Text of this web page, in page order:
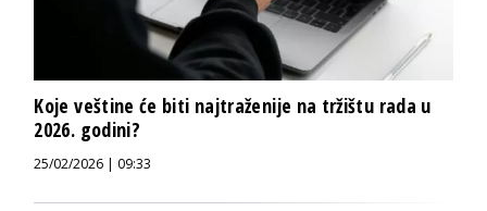
Koje veštine će biti najtraženije na tržištu rada u
2026. godini?
25/02/2026 | 09:33